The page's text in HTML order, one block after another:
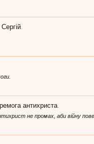
.
антихриста.
не промах, аби війну